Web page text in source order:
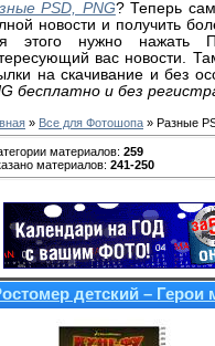
PSD, PNG? Теперь
новости и получить
этого нужно нажать
вас новости.
на скачивание и без
бесплатно и без
» Все для Фотошопа » Разные
материалов: 259
материалов: 241-250
детский –